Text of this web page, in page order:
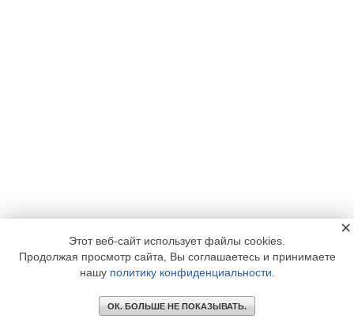
Этот веб-сайт использует файлы cookies.
Продолжая просмотр сайта, Вы соглашаетесь и принимаете
нашу политику конфиденциальности
ОК. БОЛЬШЕ НЕ ПОКАЗЫВАТЬ.
×